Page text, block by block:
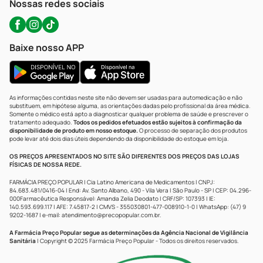
Nossas redes sociais
Baixe nosso APP
As informações contidas neste site não devem ser usadas para automedicação e não
substituem, em hipótese alguma, as orientações dadas pelo profissional da área médica.
Somente o médico está apto a diagnosticar qualquer problema de saúde e prescrever o
tratamento adequado. Todos os pedidos efetuados estão sujeitos à confirmação da
disponibilidade de produto em nosso estoque.O processo de separação dos produtos
pode levar até dois dias úteis dependendo da disponibilidade do estoque em loja.
OS PREÇOS APRESENTADOS NO SITE SÃO DIFERENTES DOS PREÇOS DAS LOJAS
FÍSICAS DE NOSSA REDE.
FARMÁCIA PREÇO POPULAR | Cia Latino Americana de Medicamentos | CNPJ:
84.683.481/0416-04 | End: Av. Santo Albano, 490 - Vila Vera | São Paulo - SP | CEP: 04.296-
000Farmacêutica Responsável: Amanda Zelia Deodato | CRF/SP: 107393 | IE:
140.593.699.117 | AFE: 7.45817-2 | CMVS - 355030801-477-008910-1-0 | WhatsApp: (47) 9
9202-1687 | e-mail: atendimento@precopopular.com.br.
A Farmácia Preço Popular segue as determinações da Agência Nacional de Vigilância
Sanitária | Copyright © 2025 Farmácia Preço Popular - Todos os direitos reservados.